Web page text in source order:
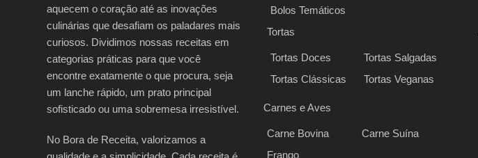
aquecem o coração até as inovações
culinárias que desafiam os paladares mais
curiosos. Dividimos nossas receitas em
categorias práticas para que você
encontre exatamente o que procura, seja
um lanche rápido, um prato principal
sofisticado ou uma sobremesa irresistível.
No Bora de Receita, valorizamos a
Bolos Temáticos
Tortas
Tortas Doces
Tortas Salgadas
Tortas Clássicas
Tortas Veganas
Carnes e Aves
Carne Bovina
Carne Suína
Frango